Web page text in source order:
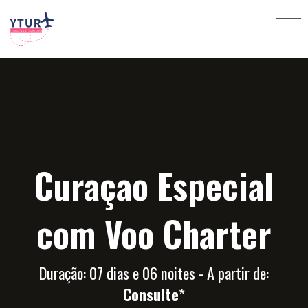
Curaçao Especial
com Voo Charter
Duração: 07 dias e 06 noites - A partir de:
Consulte*